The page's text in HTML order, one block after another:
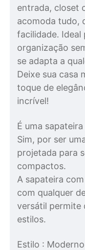
entrada, closet
acomoda tudo,
facilidade. Ideal
organização
se adapta a
Deixe sua casa
toque de
incrível!
É uma
Sim, por ser
projetada para
compactos.
A sapateira
com qualquer
versátil permite
estilos.
Estilo : Moderno